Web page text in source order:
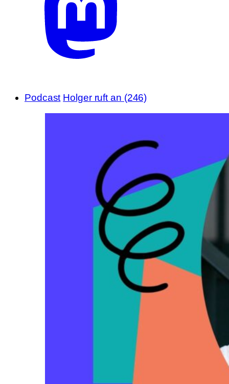
Podcast Holger ruft an (246)